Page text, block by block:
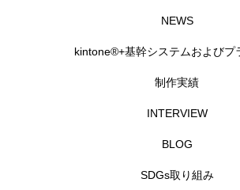
NEWS
kintone®+基幹システムおよびプ
制作実績
INTERVIEW
BLOG
SDGs取り組み